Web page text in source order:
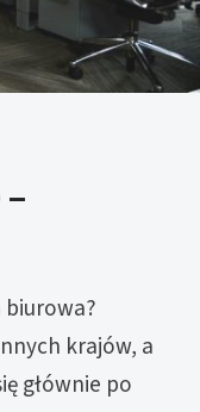
krajów, a
głównie po